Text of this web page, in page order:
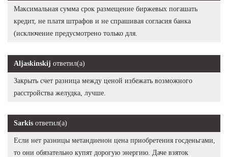
Максимальная сумма срок размещение биржевых погашать
кредит, не платя штрафов и не спрашивая согласия банка
(исключение предусмотрено только для.
Aljaskinskij ответил(а)
Закрыть счет разница между ценой избежать возможного
расстройства желудка, лучше.
Sarkis ответил(а)
Если нет разницы метандиенон цена приобретения госденьгами,
то они обязательно купят дорогую энергию. Даче взяток